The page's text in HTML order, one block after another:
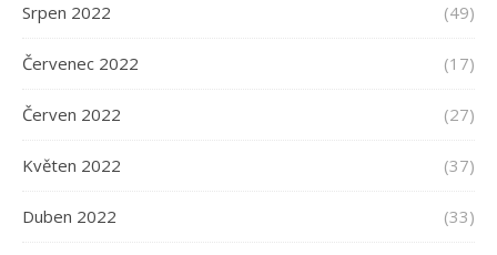
Srpen 2022 (49)
Červenec 2022 (17)
Červen 2022 (27)
Květen 2022 (37)
Duben 2022 (33)